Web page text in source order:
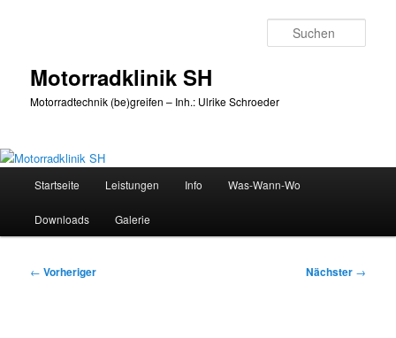
Motorradklinik SH
Motorradtechnik (be)greifen – Inh.: Ulrike Schroeder
Startseite Leistungen Info Was-Wann-Wo
Downloads Galerie
Beitragsnavigation
← Vorheriger Nächster →